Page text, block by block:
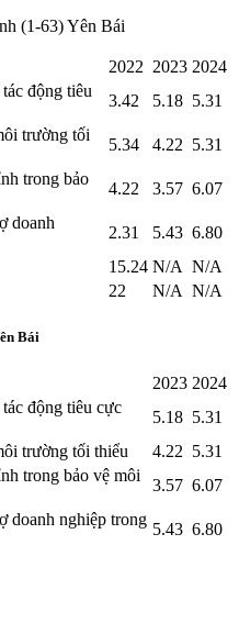
(1-63) Yên Bái
2022 2023 2024
động tiêu
3.42 5.18 5.31
trường tối
5.34 4.22 5.31
trong bảo
4.22 3.57 6.07
doanh
2.31 5.43 6.80
15.24 N/A N/A
22 N/A N/A
Bái
2023 2024
động tiêu cực
5.18 5.31
trường tối thiểu
4.22 5.31
trong bảo vệ môi
3.57 6.07
doanh nghiệp trong
5.43 6.80